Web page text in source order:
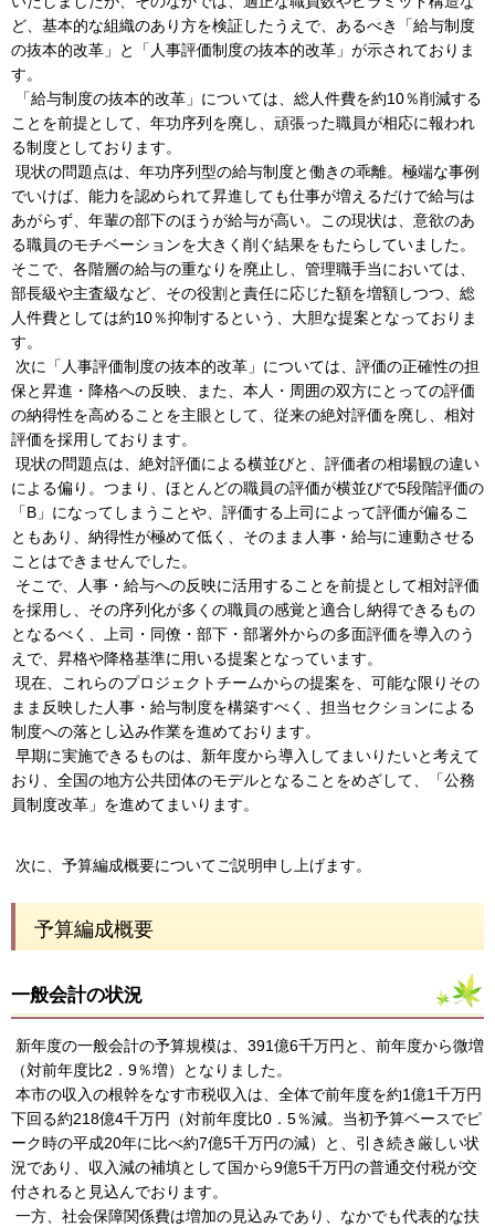
ど、基本的な組織のあり方を検証したうえで、あるべき「給与制度
の抜本的改革」と「人事評価制度の抜本的改革」が示されておりま
す。
「給与制度の抜本的改革」については、総人件費を約10％削減する
ことを前提として、年功序列を廃し、頑張った職員が相応に報われ
る制度としております。
現状の問題点は、年功序列型の給与制度と働きの乖離。極端な事例
でいけば、能力を認められて昇進しても仕事が増えるだけで給与は
あがらず、年輩の部下のほうが給与が高い。この現状は、意欲のあ
る職員のモチベーションを大きく削ぐ結果をもたらしていました。
そこで、各階層の給与の重なりを廃止し、管理職手当においては、
部長級や主査級など、その役割と責任に応じた額を増額しつつ、総
人件費としては約10％抑制するという、大胆な提案となっておりま
す。
次に「人事評価制度の抜本的改革」については、評価の正確性の担
保と昇進・降格への反映、また、本人・周囲の双方にとっての評価
の納得性を高めることを主眼として、従来の絶対評価を廃し、相対
評価を採用しております。
現状の問題点は、絶対評価による横並びと、評価者の相場観の違い
による偏り。つまり、ほとんどの職員の評価が横並びで5段階評価の
「B」になってしまうことや、評価する上司によって評価が偏るこ
ともあり、納得性が極めて低く、そのまま人事・給与に連動させる
ことはできませんでした。
そこで、人事・給与への反映に活用することを前提として相対評価
を採用し、その序列化が多くの職員の感覚と適合し納得できるもの
となるべく、上司・同僚・部下・部署外からの多面評価を導入のう
えで、昇格や降格基準に用いる提案となっています。
現在、これらのプロジェクトチームからの提案を、可能な限りその
まま反映した人事・給与制度を構築すべく、担当セクションによる
制度への落とし込み作業を進めております。
早期に実施できるものは、新年度から導入してまいりたいと考えて
おり、全国の地方公共団体のモデルとなることをめざして、「公務
員制度改革」を進めてまいります。
次に、予算編成概要についてご説明申し上げます。
予算編成概要
一般会計の状況
新年度の一般会計の予算規模は、391億6千万円と、前年度から微増
（対前年度比2．9％増）となりました。
本市の収入の根幹をなす市税収入は、全体で前年度を約1億1千万円
下回る約218億4千万円（対前年度比0．5％減。当初予算ベースでピ
ーク時の平成20年に比べ約7億5千万円の減）と、引き続き厳しい状
況であり、収入減の補填として国から9億5千万円の普通交付税が交
付されると見込んでおります。
一方、社会保障関係費は増加の見込みであり、なかでも代表的な扶